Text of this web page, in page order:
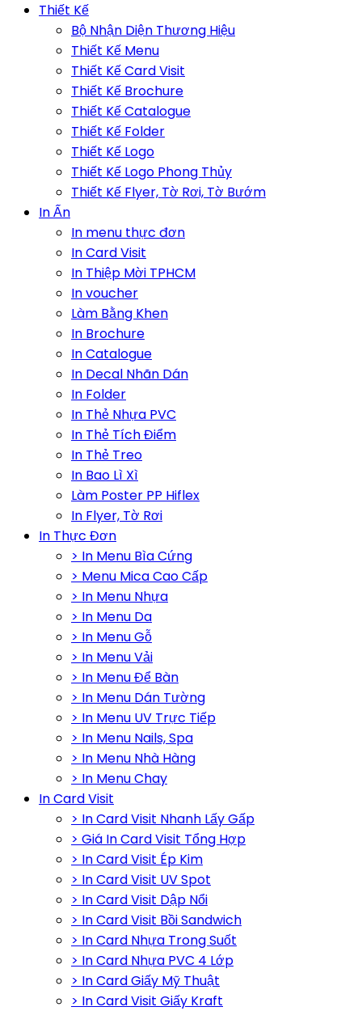
Thiết Kế
Bộ Nhận Diện Thương Hiệu
Thiết Kế Menu
Thiết Kế Card Visit
Thiết Kế Brochure
Thiết Kế Catalogue
Thiết Kế Folder
Thiết Kế Logo
Thiết Kế Logo Phong Thủy
Thiết Kế Flyer, Tờ Rơi, Tờ Bướm
In Ấn
In menu thực đơn
In Card Visit
In Thiệp Mời TPHCM
In voucher
Làm Bằng Khen
In Brochure
In Catalogue
In Decal Nhãn Dán
In Folder
In Thẻ Nhựa PVC
In Thẻ Tích Điểm
In Thẻ Treo
In Bao Lì Xì
Làm Poster PP Hiflex
In Flyer, Tờ Rơi
In Thực Đơn
> In Menu Bìa Cứng
> Menu Mica Cao Cấp
> In Menu Nhựa
> In Menu Da
> In Menu Gỗ
> In Menu Vải
> In Menu Để Bàn
> In Menu Dán Tường
> In Menu UV Trực Tiếp
> In Menu Nails, Spa
> In Menu Nhà Hàng
> In Menu Chay
In Card Visit
> In Card Visit Nhanh Lấy Gấp
> Giá In Card Visit Tổng Hợp
> In Card Visit Ép Kim
> In Card Visit UV Spot
> In Card Visit Dập Nổi
> In Card Visit Bồi Sandwich
> In Card Nhựa Trong Suốt
> In Card Nhựa PVC 4 Lớp
> In Card Giấy Mỹ Thuật
> In Card Visit Giấy Kraft